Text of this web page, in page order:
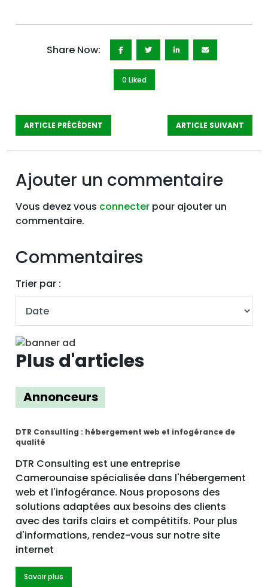
Share Now:
0 Liked
ARTICLE PRÉCÉDENT ARTICLE SUIVANT
Ajouter un commentaire
Vous devez vous connecter pour ajouter un
commentaire.
Commentaires
Trier par :
Plus d'articles
Annonceurs
DTR Consulting : hébergement web et infogérance de
qualité
DTR Consulting est une entreprise
Camerounaise spécialisée dans l'hébergement
web et l'infogérance. Nous proposons des
solutions adaptées aux besoins des clients
avec des tarifs clairs et compétitifs. Pour plus
d'informations, rendez-vous sur notre site
internet
Savoir plus